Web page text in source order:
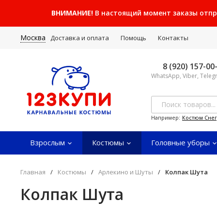
ВНИМАНИЕ!В настоящий момент заказы
Москва Доставка и оплата Помощь Контакты
8 (920) 157-
WhatsApp, Viber,
Например: Костюм
Взрослым Костюмы Головные уборы
Главная / Костюмы / Арлекино и Шуты / Колпак Шута
Колпак Шута